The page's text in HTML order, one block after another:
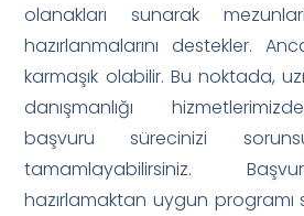
olanakları sunarak
hazırlanmalarını destekler.
karmaşık olabilir. Bu noktada,
danışmanlığı
başvuru sürecinizi
tamamlayabilirsiniz.
hazırlamaktan uygun